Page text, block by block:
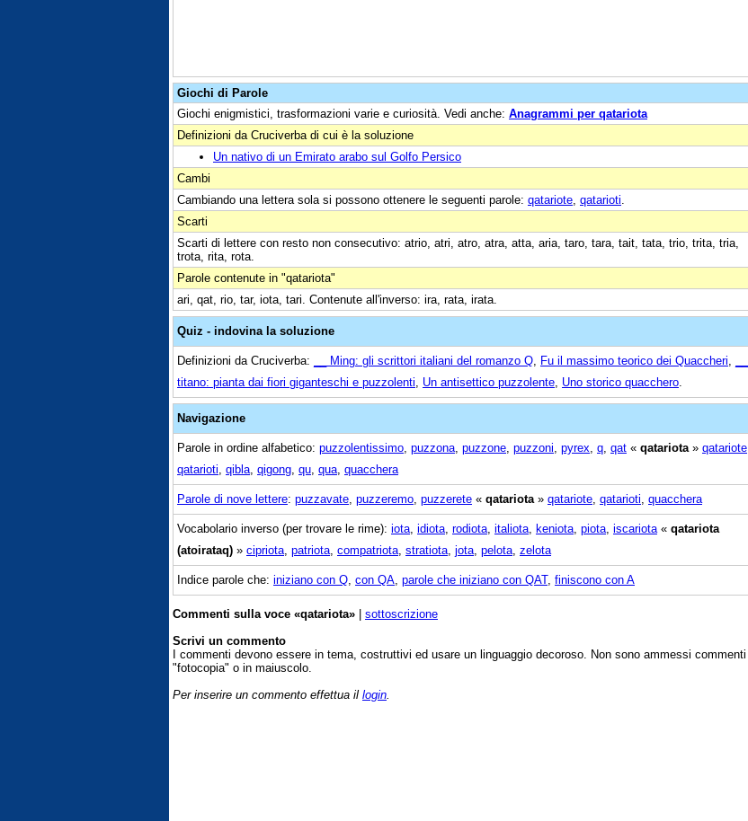
Giochi di Parole
Giochi enigmistici, trasformazioni varie e curiosità. Vedi anche: Anagrammi per qatariota
Definizioni da Cruciverba di cui è la soluzione
Un nativo di un Emirato arabo sul Golfo Persico
Cambi
Cambiando una lettera sola si possono ottenere le seguenti parole: qatariote qatarioti
Scarti
Scarti di lettere con resto non consecutivo: atrio, atri, atro, atra, atta, aria, taro, tara, tait, tata, trio, trita, tria,
trota, rita, rota.
Parole contenute in "qatariota"
ari, qat, rio, tar, iota, tari. Contenute all'inverso: ira, rata, irata.
Quiz - indovina la soluzione
Definizioni da Cruciverba: __ Ming: gli scrittori italiani del romanzo Q Fu il massimo teorico dei Quaccheri
titano: pianta dai fiori giganteschi e puzzolenti
Un antisettico puzzolente Uno storico quacchero
Navigazione
Parole in ordine alfabetico: puzzolentissimo puzzona puzzone puzzoni pyrex q qat « qatariota » qatariote
qatarioti qibla qigong qu qua quacchera
Parole di nove lettere: puzzavate puzzeremo puzzerete « qatariota » qatariote qatarioti quacchera
Vocabolario inverso (per trovare le rime): iota idiota rodiota italiota keniota piota iscariota « qatariota
(atoirataq) » cipriota patriota compatriota stratiota jota pelota zelota
Indice parole che: iniziano con Q con QA parole che iniziano con QAT, finiscono con A
Commenti sulla voce «qatariota» | sottoscrizione
Scrivi un commento
I commenti devono essere in tema, costruttivi ed usare un linguaggio decoroso. Non sono ammessi commenti
"fotocopia" o in maiuscolo.
Per inserire un commento effettua il login